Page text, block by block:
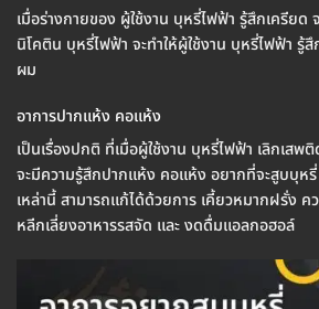
เมื่อร่างกายของ ผู้ใช้งาน บุหรี่ไฟฟ้า รู้สึกเครียด
นิโคติน บุหรี่ไฟฟ้า จะทำให้ผู้ใช้งาน บุหรี่ไฟฟ้า รู้
ผม
อาการปากแห้ง คอแห้ง
เป็นเรื่องปกติ ที่เมื่อผู้ใช้งาน บุหรี่ไฟฟ้า เลิกเสพ
จะมีความรู้สึกปากแห้ง คอแห้ง อยากที่จะสูบบุห
เหล่านี้ สามารถแก้ได้ด้วยการ เคี้ยวหมากฝรั่ง
หลีกเลี่ยงอาหารรสจัด และ งดดื่มแอลกอฮอล์